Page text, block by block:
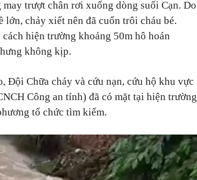
trượt chân rơi xuống dòng suối Cạn. Do
lớn, chảy xiết nên đã cuốn trôi cháu bé.
hiện trường khoảng 50m hô hoán
không kịp.
Đội Chữa cháy và cứu nạn, cứu hộ khu vực
Công an tỉnh) đã có mặt tại hiện trường
tổ chức tìm kiếm.